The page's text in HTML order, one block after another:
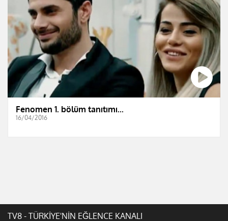
Fenomen 1. bölüm tanıtımı...
16/04/2016
TV8 - TÜRKİYE'NİN EĞLENCE KANALI